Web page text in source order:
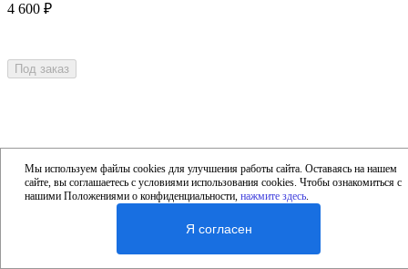
4 600 ₽
Под заказ
Мы используем файлы cookies для улучшения работы сайта. Оставаясь на нашем
сайте, вы соглашаетесь с условиями использования cookies. Чтобы ознакомиться с
нашими Положениями о конфиденциальности,нажмите здесь.
Я согласен